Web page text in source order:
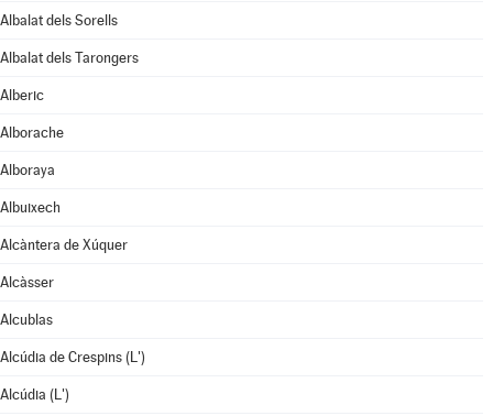
Albalat dels Sorells
Albalat dels Tarongers
Alberic
Alborache
Alboraya
Albuixech
Alcàntera de Xúquer
Alcàsser
Alcublas
Alcúdia de Crespins (L')
Alcúdia (L')